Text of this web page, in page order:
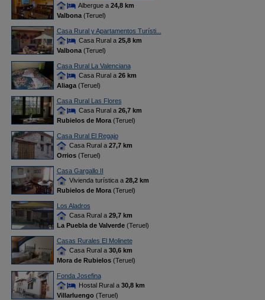
Albergue a 24,8 km
Valbona(Teruel)
Casa Rural y Apartamentos Turísti...
Casa Rural a 25,8 km
Valbona(Teruel)
Casa Rural La Valenciana
Casa Rural a 26 km
Aliaga(Teruel)
Casa Rural Las Flores
Casa Rural a 26,7 km
Rubielos de Mora(Teruel)
Casa Rural El Regajo
Casa Rural a 27,7 km
Orrios(Teruel)
Casa Gargallo II
Vivienda turística a 28,2 km
Rubielos de Mora(Teruel)
Los Aladros
Casa Rural a 29,7 km
La Puebla de Valverde(Teruel)
Casas Rurales El Molinete
Casa Rural a 30,6 km
Mora de Rubielos(Teruel)
Fonda Josefina
Hostal Rural a 30,8 km
Villarluengo(Teruel)